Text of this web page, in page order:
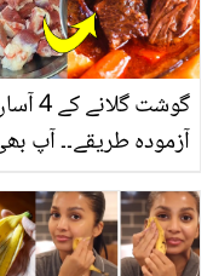
گوشت
آزمودہ طریقے۔۔ آپ
بتائے راز